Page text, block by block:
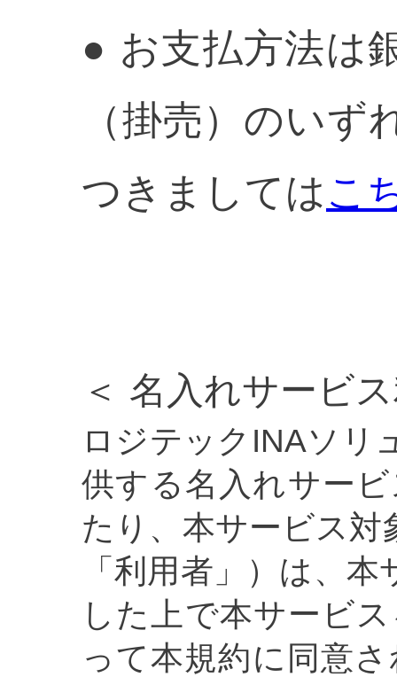
● お支払方法は
（掛売）のい
つきましてはこ
＜ 名入れサービ
ロジテックINAソリ
供する名入れサー
たり、本サービス対
「利用者」）は、
した上で本サービ
って本規約に同意